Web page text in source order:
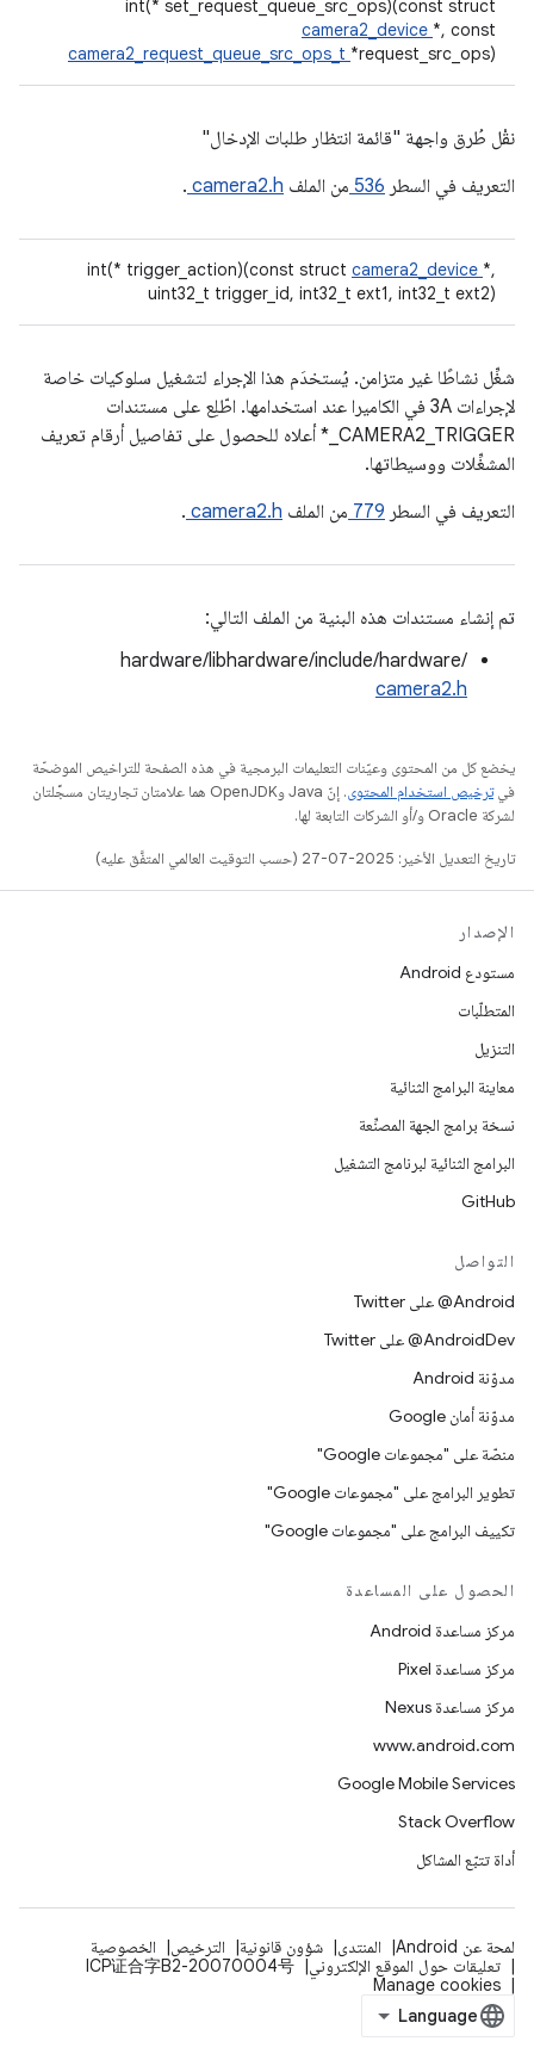
int(* set_request_queue_src_ops)(const struct
camera2_device *, const
camera2_request_queue_src_ops_t *request_src_ops)
نقْل طُرق واجهة "قائمة انتظار طلبات الإدخال"
التعريف في السطر 536 من الملف camera2.h
.
int(* trigger_action)(const struct camera2_device *,
uint32_t trigger_id, int32_t ext1, int32_t ext2)
شغِّل نشاطًا غير متزامن. يُستخدَم هذا الإجراء لتشغيل سلوكيات خاصة
لإجراءات 3A في الكاميرا عند استخدامها. اطّلِع على مستندات
CAMERA2_TRIGGER_* أعلاه للحصول على تفاصيل أرقام تعريف
المشغِّلات ووسيطاتها.
التعريف في السطر 779 من الملف camera2.h
.
تم إنشاء مستندات هذه البنية من الملف التالي:
hardware/libhardware/include/hardware/
camera2.h
يخضع كل من المحتوى وعيّنات التعليمات البرمجية في هذه الصفحة للتراخيص الموضحّة
فيترخيص استخدام المحتوى
. إنّ Java وOpenJDK هما علامتان تجاريتان مسجَّلتان
لشركة Oracle و/أو الشركات التابعة لها.
تاريخ التعديل الأخير: 2025-07-27 (حسب التوقيت العالمي المتفَّق عليه)
الإصدار
مستودع Android
المتطلّبات
التنزيل
معاينة البرامج الثنائية
نسخة برامج الجهة المصنِّعة
البرامج الثنائية لبرنامج التشغيل
GitHub
التواصل
‎@Android على Twitter
‎@AndroidDev على Twitter
مدوّنة Android
مدوّنة أمان Google
منصّة على "مجموعات Google"
تطوير البرامج على "مجموعات Google"
تكييف البرامج على "مجموعات Google"
الحصول على المساعدة
مركز مساعدة Android
مركز مساعدة Pixel
مركز مساعدة Nexus
www.android.com
Google Mobile Services
Stack Overflow
أداة تتبّع المشاكل
لمحة عن Android المنتدى شؤون قانونية الترخيص
الخصوصية
تعليقات حول الموقع الإلكتروني
ICP证合字B2-20070004号
Manage cookies